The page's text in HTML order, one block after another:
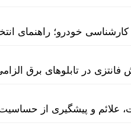
خودرو؛ راهنمای
در تابلوهای برق
علائم و پیشگیری از